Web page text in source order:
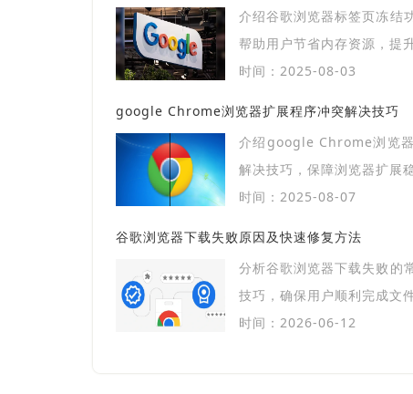
介绍谷歌浏览器标签页冻结
帮助用户节省内存资源，提
时间：2025-08-03
google Chrome浏览器扩展程序冲突解决技巧
介绍google Chrome浏览
解决技巧，保障浏览器扩展
时间：2025-08-07
谷歌浏览器下载失败原因及快速修复方法
分析谷歌浏览器下载失败的
技巧，确保用户顺利完成文
时间：2026-06-12